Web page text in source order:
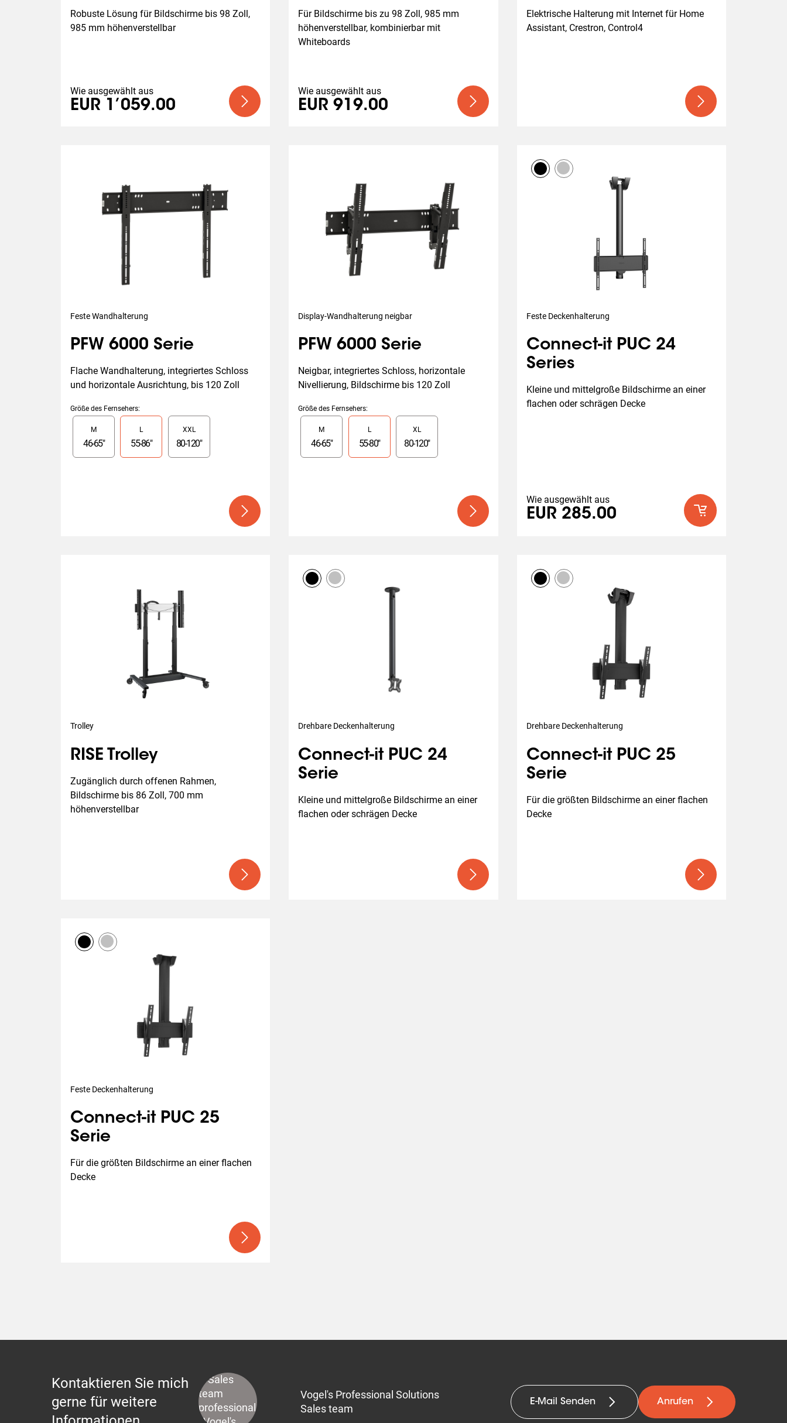
Robuste Lösung für Bildschirme bis 98 Zoll,
985 mm höhenverstellbar
Wie ausgewählt aus
EUR 1’059.00
Für Bildschirme bis zu 98 Zoll, 985 mm
höhenverstellbar, kombinierbar mit
Whiteboards
Wie ausgewählt aus
EUR 919.00
Elektrische Halterung mit Internet für Home
Assistant, Crestron, Control4
Feste Wandhalterung
PFW 6000 Serie
Flache Wandhalterung, integriertes Schloss
und horizontale Ausrichtung, bis 120 Zoll
Größe des Fernsehers:
Slide 1 of 3
M
46-65"
L
55-86"
XXL
80-120"
Display-Wandhalterung neigbar
PFW 6000 Serie
Neigbar, integriertes Schloss, horizontale
Nivellierung, Bildschirme bis 120 Zoll
Größe des Fernsehers:
Slide 1 of 3
M
46-65"
L
55-80"
XL
80-120"
Feste Deckenhalterung
Connect-it PUC 24
Series
Kleine und mittelgroße Bildschirme an einer
flachen oder schrägen Decke
Wie ausgewählt aus
EUR 285.00
Trolley
RISE Trolley
Zugänglich durch offenen Rahmen,
Bildschirme bis 86 Zoll, 700 mm
höhenverstellbar
Drehbare Deckenhalterung
Connect-it PUC 24
Serie
Kleine und mittelgroße Bildschirme an einer
flachen oder schrägen Decke
Drehbare Deckenhalterung
Connect-it PUC 25
Serie
Für die größten Bildschirme an einer flachen
Decke
Feste Deckenhalterung
Connect-it PUC 25
Serie
Für die größten Bildschirme an einer flachen
Decke
Kontaktieren Sie mich
gerne für weitere
Vogel's Professional Solutions
Sales team
E-Mail Senden Anrufen